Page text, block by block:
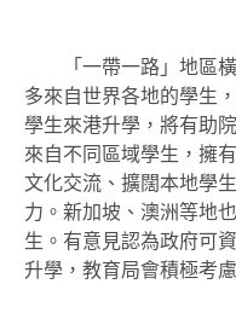
「一帶一路」地區橫
多來自世界各地的學生
學生來港升學，將有助
來自不同區域學生，擁
文化交流、擴闊本地學
力。新加坡、澳洲等地
生。有意見認為政府可
升學，教育局會積極考